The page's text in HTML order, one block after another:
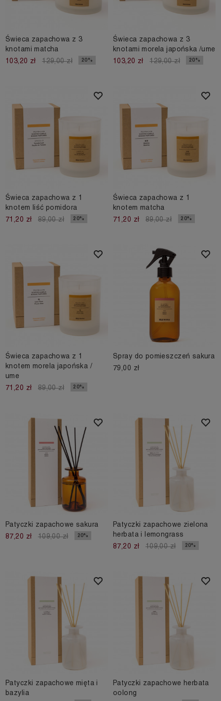
Świeca zapachowa z 3
knotami matcha
103,20 zł
129,00 zł 20%
Świeca zapachowa z 3
knotami morela japońska /ume
103,20 zł
129,00 zł 20%
Świeca zapachowa z 1
knotem liść pomidora
71,20 zł
89,00 zł 20%
Świeca zapachowa z 1
knotem matcha
71,20 zł
89,00 zł 20%
Świeca zapachowa z 1
knotem morela japońska /
ume
71,20 zł
89,00 zł 20%
Spray do pomieszczeń sakura
79,00 zł
Patyczki zapachowe sakura
87,20 zł
109,00 zł 20%
Patyczki zapachowe zielona
herbata i lemongrass
87,20 zł
109,00 zł 20%
Patyczki zapachowe mięta i
bazylia
Patyczki zapachowe herbata
oolong